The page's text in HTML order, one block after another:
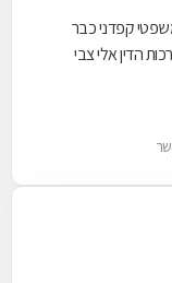
קפדני כבר
הדין אלי צבי